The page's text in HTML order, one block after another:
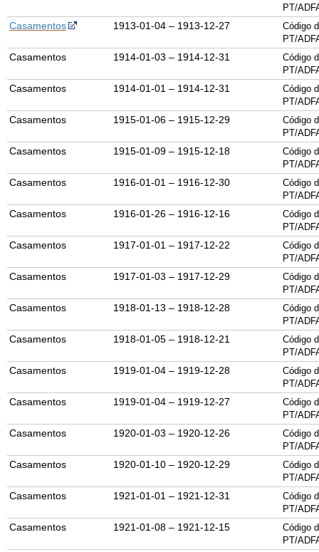
PT/
Casamentos 1913-01-04 – 1913-12-27
Código
PT/
Casamentos 1914-01-03 – 1914-12-31
Código
PT/
Casamentos 1914-01-01 – 1914-12-31
Código
PT/
Casamentos 1915-01-06 – 1915-12-29
Código
PT/
Casamentos 1915-01-09 – 1915-12-18
Código
PT/
Casamentos 1916-01-01 – 1916-12-30
Código
PT/
Casamentos 1916-01-26 – 1916-12-16
Código
PT/
Casamentos 1917-01-01 – 1917-12-22
Código
PT/
Casamentos 1917-01-03 – 1917-12-29
Código
PT/
Casamentos 1918-01-13 – 1918-12-28
Código
PT/
Casamentos 1918-01-05 – 1918-12-21
Código
PT/
Casamentos 1919-01-04 – 1919-12-28
Código
PT/
Casamentos 1919-01-04 – 1919-12-27
Código
PT/
Casamentos 1920-01-03 – 1920-12-26
Código
PT/
Casamentos 1920-01-10 – 1920-12-29
Código
PT/
Casamentos 1921-01-01 – 1921-12-31
Código
PT/
Casamentos 1921-01-08 – 1921-12-15
Código
PT/